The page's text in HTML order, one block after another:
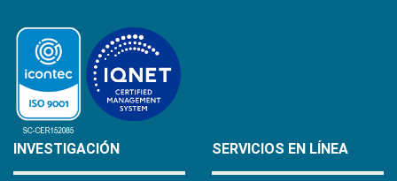
INVESTIGACIÓN SERVICIOS EN LÍNEA